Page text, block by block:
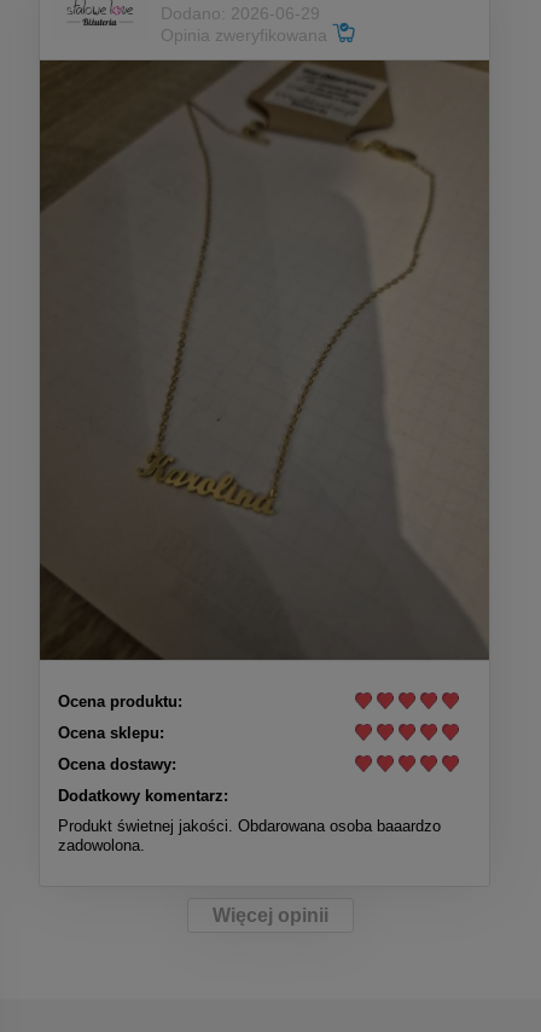
Dodano: 2026-06-29
Opinia zweryfikowana
Ocena produktu:
Ocena sklepu:
Ocena dostawy:
Dodatkowy komentarz:
Produkt świetnej jakości. Obdarowana osoba baaardzo
zadowolona.
Więcej opinii